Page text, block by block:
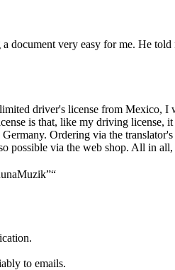
document very easy for me. He
driver's license from Mexico, I
is that, like my driving license,
Ordering via the
possible via the web shop. All in
to emails.